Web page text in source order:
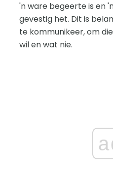
'n ware begeerte is en
gevestig het. Dit is
te kommunikeer, om
wil en wat nie.